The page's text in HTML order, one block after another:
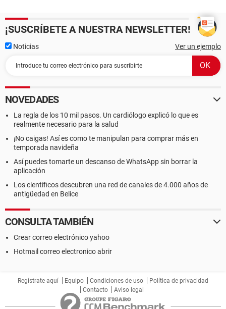
¡SUSCRÍBETE A NUESTRA NEWSLETTER!
Noticias Ver un ejemplo
NOVEDADES
La regla de los 10 mil pasos. Un cardiólogo explicó lo que es
realmente necesario para la salud
¡No caigas! Así es como te manipulan para comprar más en
temporada navideña
Así puedes tomarte un descanso de WhatsApp sin borrar la
aplicación
Los científicos descubren una red de canales de 4.000 años de
antigüedad en Belice
CONSULTA TAMBIÉN
Crear correo electrónico yahoo
Hotmail correo electronico abrir
Regístrate aquí Equipo Condiciones de uso
Política de privacidad
Contacto
Aviso legal